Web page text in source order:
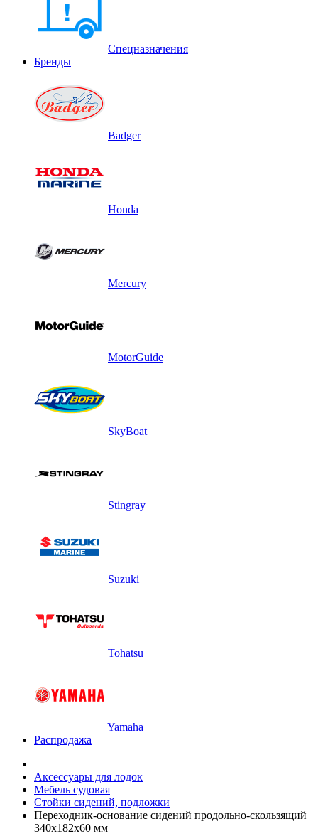
Спецназначения
Бренды
Badger
Honda
Mercury
MotorGuide
SkyBoat
Stingray
Suzuki
Tohatsu
Yamaha
Распродажа
Аксессуары для лодок
Мебель судовая
Стойки сидений, подложки
Переходник-основание сидений продольно-скользящий
340х182х60 мм